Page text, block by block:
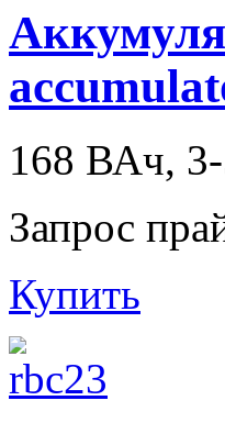
168 ВАч,
Запрос
Купить